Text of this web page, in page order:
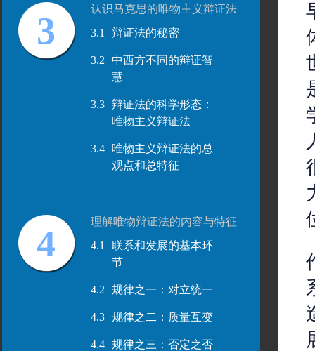
3
认识马克思的唯物主义辩证法
3.1
辩证法的秘密
3.2
中西方不同的辩证智
慧
3.3
辩证法的科学形态：
唯物主义辩证法
3.4
唯物主义辩证法的总
观点和总特征
4
理解唯物辩证法的内容与特征
4.1
联系和发展的基本环
节
4.2 规律之一：对立统一
4.3 规律之二：质量互变
4.4
规律之三：否定之否